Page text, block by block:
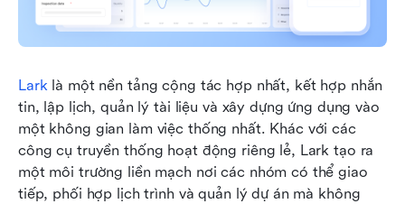
Lark là một nền tảng cộng tác hợp nhất, kết hợp nhắn
tin, lập lịch, quản lý tài liệu và xây dựng ứng dụng vào
một không gian làm việc thống nhất. Khác với các
công cụ truyền thống hoạt động riêng lẻ, Lark tạo ra
một môi trường liền mạch nơi các nhóm có thể giao
tiếp, phối hợp lịch trình và quản lý dự án mà không